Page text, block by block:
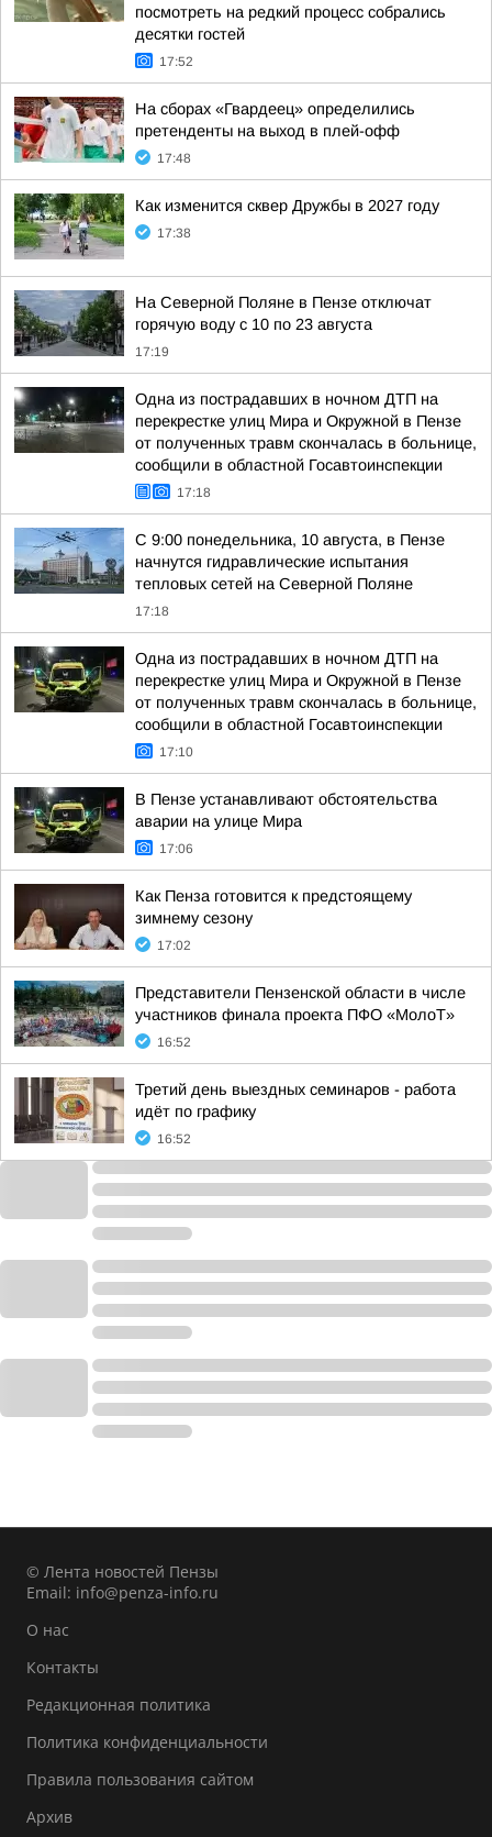
посмотреть на редкий процесс собрались
десятки гостей
17:52
На сборах «Гвардеец» определились
претенденты на выход в плей-офф
17:48
Как изменится сквер Дружбы в 2027 году
17:38
На Северной Поляне в Пензе отключат
горячую воду с 10 по 23 августа
17:19
Одна из пострадавших в ночном ДТП на
перекрестке улиц Мира и Окружной в Пензе
от полученных травм скончалась в больнице,
сообщили в областной Госавтоинспекции
17:18
С 9:00 понедельника, 10 августа, в Пензе
начнутся гидравлические испытания
тепловых сетей на Северной Поляне
17:18
Одна из пострадавших в ночном ДТП на
перекрестке улиц Мира и Окружной в Пензе
от полученных травм скончалась в больнице,
сообщили в областной Госавтоинспекции
17:10
В Пензе устанавливают обстоятельства
аварии на улице Мира
17:06
Как Пенза готовится к предстоящему
зимнему сезону
17:02
Представители Пензенской области в числе
участников финала проекта ПФО «МолоТ»
16:52
Третий день выездных семинаров - работа
идёт по графику
16:52
© Лента новостей Пензы
Email: info@penza-info.ru
О нас
Контакты
Редакционная политика
Политика конфиденциальности
Правила пользования сайтом
Архив